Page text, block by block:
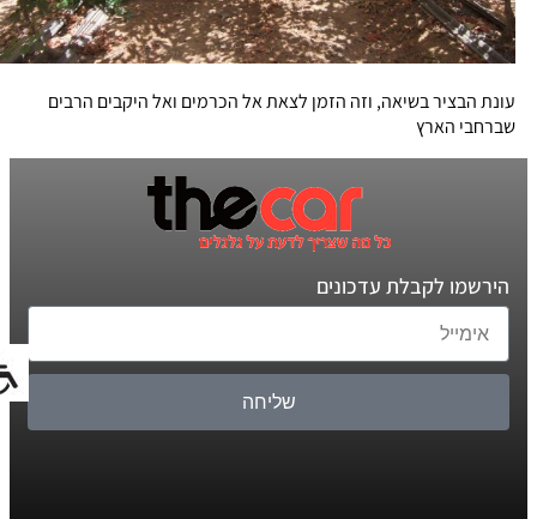
עונת הבציר בשיאה, וזה הזמן לצאת אל הכרמים ואל היקבים הרבים
שברחבי הארץ
הירשמו לקבלת עדכונים
שליחה